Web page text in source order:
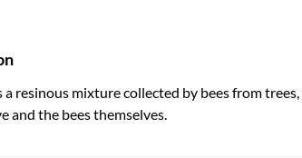
resinous mixture collected by bees from
and the bees themselves.